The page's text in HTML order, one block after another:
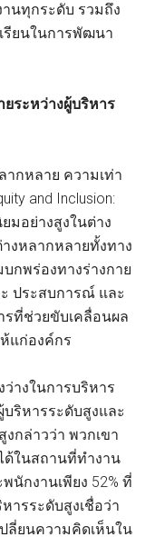
นทุกระดับ รวมถึง
รียนในการพัฒนา
ระหว่างผู้บริหาร
กหลาย ความเท่า
and Inclusion:
มอย่างสูงในต่าง
งหลากหลายทั้งทาง
กพร่องทางร่างกาย
ประสบการณ์ และ
รที่ช่วยขับเคลื่อนผล
แก่องค์กร
างในการบริหาร
ริหารระดับสูงและ
กล่าวว่า พวกเขา
ด้ในสถานที่ทำงาน
นักงานเพียง 52% ที่
ารระดับสูงเชื่อว่า
ลี่ยนความคิดเห็นใน